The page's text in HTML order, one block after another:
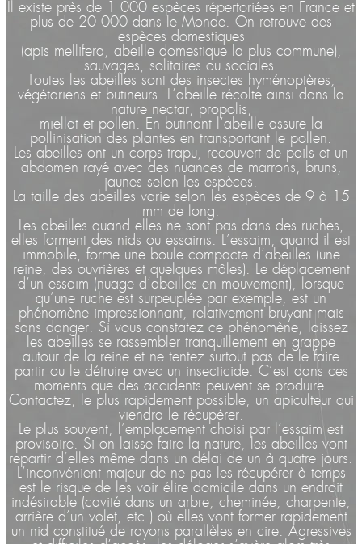
Il existe près de 1 000 espèces répertoriées en France et
plus de 20 000 dans le Monde. On retrouve des
espèces domestiques
(apis mellifera, abeille domestique la plus commune),
sauvages, solitaires ou sociales.
Toutes les abeilles sont des insectes hyménoptères,
végétariens et butineurs. L’abeille récolte ainsi dans la
nature nectar, propolis,
miellat et pollen. En butinant l’abeille assure la
pollinisation des plantes en transportant le pollen.
Les abeilles ont un corps trapu, recouvert de poils et un
abdomen rayé avec des nuances de marrons, bruns,
jaunes selon les espèces.
La taille des abeilles varie selon les espèces de 9 à 15
mm de long.
Les abeilles quand elles ne sont pas dans des ruches,
elles forment des nids ou essaims. L’essaim, quand il est
immobile, forme une boule compacte d’abeilles (une
reine, des ouvrières et quelques mâles). Le déplacement
d’un essaim (nuage d’abeilles en mouvement), lorsque
qu’une ruche est surpeuplée par exemple, est un
phénomène impressionnant, relativement bruyant mais
sans danger. Si vous constatez ce phénomène, laissez
les abeilles se rassembler tranquillement en grappe
autour de la reine et ne tentez surtout pas de le faire
partir ou le détruire avec un insecticide. C’est dans ces
moments que des accidents peuvent se produire.
Contactez, le plus rapidement possible, un apiculteur qui
viendra le récupérer.
Le plus souvent, l’emplacement choisi par l’essaim est
provisoire. Si on laisse faire la nature, les abeilles vont
repartir d’elles même dans un délai de un à quatre jours.
L’inconvénient majeur de ne pas les récupérer à temps
est le risque de les voir élire domicile dans un endroit
indésirable (cavité dans un arbre, cheminée, charpente,
arrière d’un volet, etc.) où elles vont former rapidement
un nid constitué de rayons parallèles en cire. Agressives